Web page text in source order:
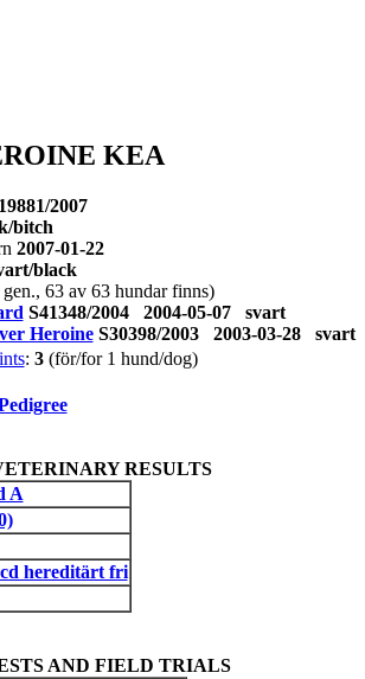
KEA
2007
bitch
2007-01-22
black
63 av 63 hundar finns)
S41348/2004 2004-05-07 svart
HeroineS30398/2003 2003-03-28 svart
: 3(för/for 1 hund/dog)
RESULTS
A
hereditärt fri
AND FIELD TRIALS